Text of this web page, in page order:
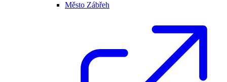
Město Zábřeh